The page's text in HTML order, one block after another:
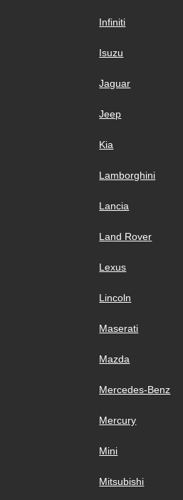
Infiniti
Isuzu
Jaguar
Jeep
Kia
Lamborghini
Lancia
Land Rover
Lexus
Lincoln
Maserati
Mazda
Mercedes-Benz
Mercury
Mini
Mitsubishi